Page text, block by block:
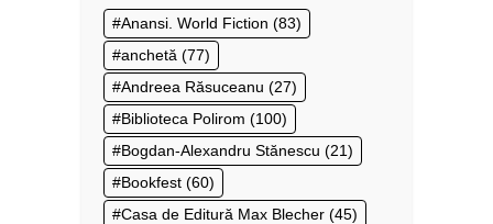
Anansi. World Fiction (83)
anchetă (77)
Andreea Răsuceanu (27)
Biblioteca Polirom (100)
Bogdan-Alexandru Stănescu (21)
Bookfest (60)
Casa de Editură Max Blecher (45)